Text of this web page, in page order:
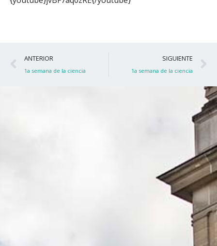
Ant
ANTERIOR
1a semana de la ciencia
SIGUIENTE
1a semana de la ciencia